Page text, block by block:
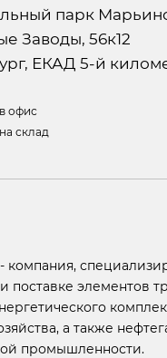
парк
Заводы, 56к12
ЕКАД 5-й
офис
склад
компания,
поставке элементов
а также
промышленности.